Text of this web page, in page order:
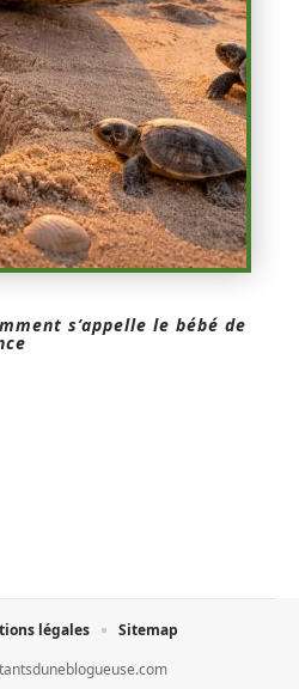
s’appelle le bébé de
légales Sitemap